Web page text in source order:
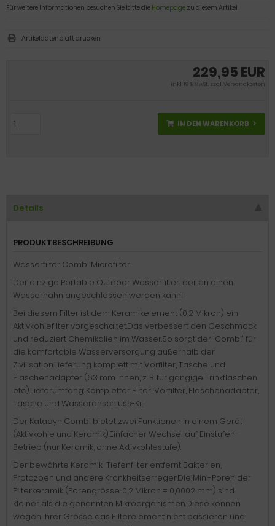
229,95 EUR
inkl. 19 % MwSt. zzgl.Versandkosten
IN DEN WARENKORB
Für weitere Informationen besuchen Sie bitte die Homepage zu diesem Artikel.
Artikeldatenblatt drucken
Details
PRODUKTBESCHREIBUNG
Wasserfilter Combi Microfilter
Der einzige Portable Outdoor Wasserfilter, der an einen
Wasserhahn angeschlossen werden kann!
Bei diesem Filter ist dem Keramikelement (0,2 Mikron) ein
Aktivkohlefilter vorgeschaltet.Das verbessert den Geschmack
und reduziert Chemikalien im Wasser.So sorgt der 'Combi' für
die komfortable Wasserversorgung außerhalb der
Zivilisation.Lieferung komplett mit Vorfilter, Tasche und
Flaschenadapter (63 mm innen, z. B. für gängige Trinkflaschen
etc.).Lieferumfang: Kompletter Filter, Vorfilter, Flaschenadapter,
Tasche und Wasseranschluss-Kit
Der Katadyn Combi bietet zwei Funktionen in einem Gerät
(Aktivkohle und Keramik).Einfacher Wechsel auf Einstufen-
Betrieb (nur Keramik, ohne Aktivkohlestufe).
Der bewährte Keramik-Tiefenfilter entfernt Bakterien,
Protozoen und andere Krankheitserreger.Die Mini-Poren der
Filterkeramik (Porengrösse: 0,2 Mikron = 0,0002 mm) sind
kleiner als die genannten Mikroorganismen.Diese können
wegen ihrer Grösse das Filterelement nicht passieren und